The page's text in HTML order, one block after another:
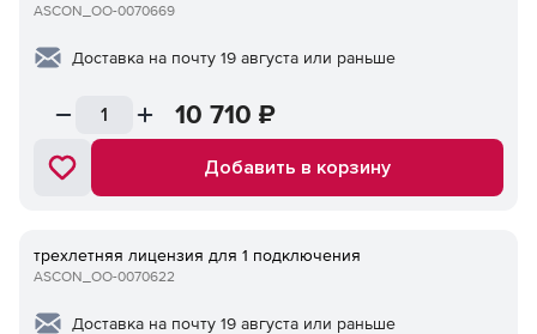
ASCON_ОО-0070669
Доставка на почту 19 августа или раньше
10 710 ₽
Добавить в корзину
трехлетняя лицензия для 1 подключения
ASCON_ОО-0070622
Доставка на почту 19 августа или раньше